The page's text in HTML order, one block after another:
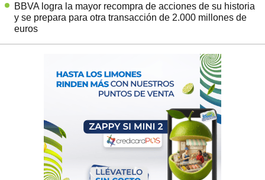
BBVA logra la mayor recompra de acciones de su historia
y se prepara para otra transacción de 2.000 millones de
euros